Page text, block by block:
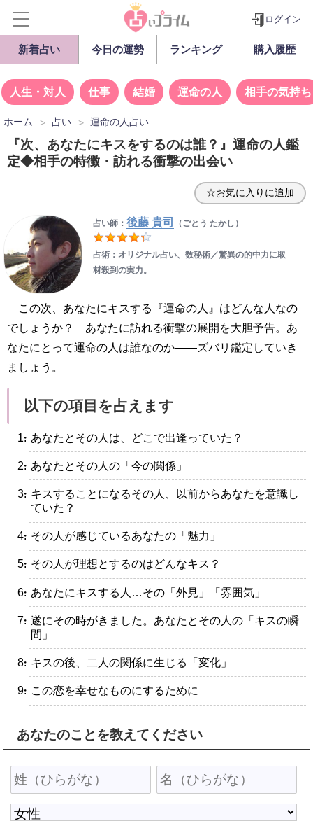
ログイン
新着占い 今日の運勢 ランキング 購入履歴
人生・対人 仕事 結婚 運命の人 相手の気持ち
ホーム 占い 運命の人占い
『次、あなたにキスをするのは誰？』運命の人鑑
定◆相手の特徴・訪れる衝撃の出会い
☆お気に入りに追加
占い師： 後藤 貴司 （ごとう たかし）
占術：オリジナル占い、数秘術／驚異の的中力に取
材殺到の実力。
この次、あなたにキスする『運命の人』はどんな人なの
でしょうか？ あなたに訪れる衝撃の展開を大胆予告。あ
なたにとって運命の人は誰なのか——ズバリ鑑定していき
ましょう。
以下の項目を占えます
・あなたとその人は、どこで出逢っていた？
・あなたとその人の「今の関係」
・キスすることになるその人、以前からあなたを意識し
ていた？
・その人が感じているあなたの「魅力」
・その人が理想とするのはどんなキス？
・あなたにキスする人…その「外見」「雰囲気」
・遂にその時がきました。あなたとその人の「キスの瞬
間」
・キスの後、二人の関係に生じる「変化」
・この恋を幸せなものにするために
あなたのことを教えてください